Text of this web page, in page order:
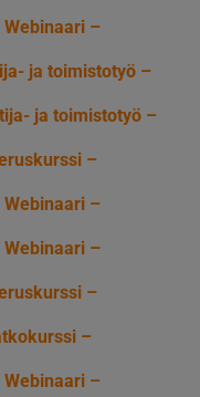
–
ja toimistotyö –
ja toimistotyö –
–
–
–
–
–
–